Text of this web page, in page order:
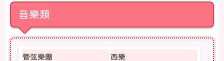
音樂類
管弦樂團 西樂